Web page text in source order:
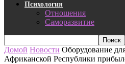
Психология
Отношения
Саморазвитие
Домой Новости Оборудование
Африканской Республики